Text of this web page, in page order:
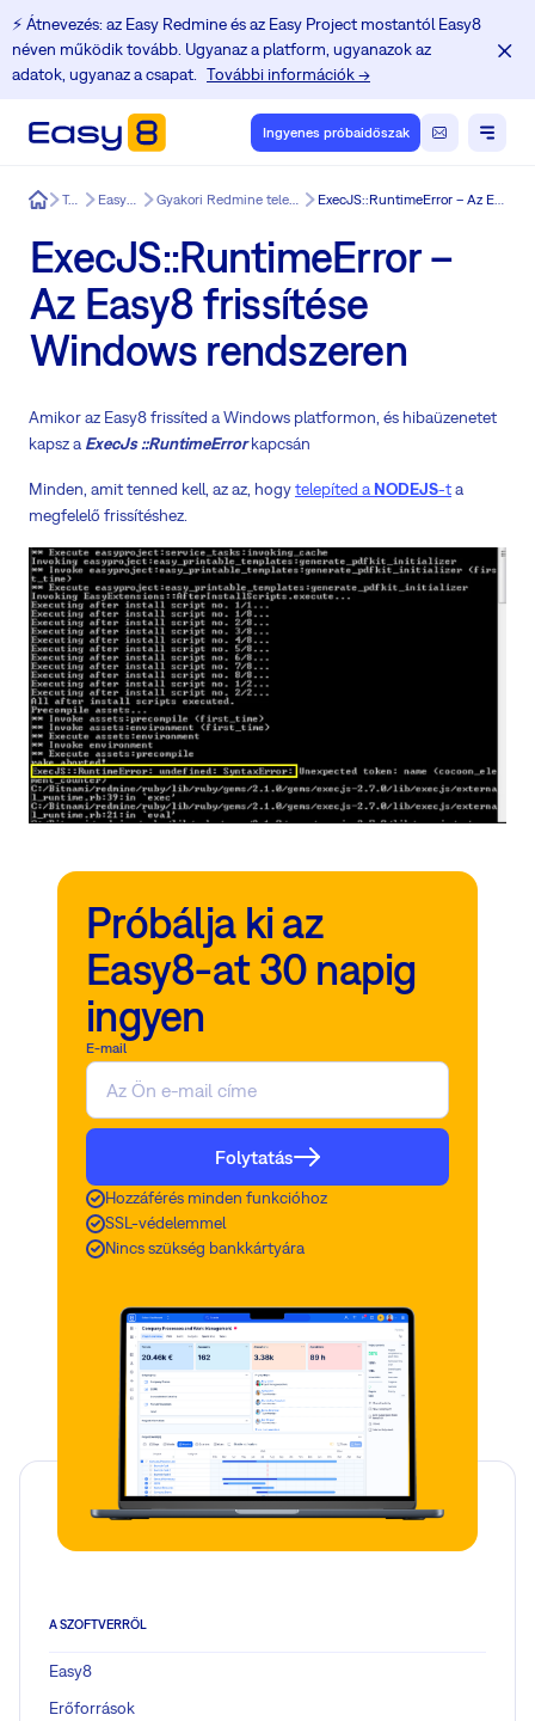
⚡️ Átnevezés: az Easy Redmine és az Easy Project mostantól Easy8
néven működik tovább. Ugyanaz a platform, ugyanazok az
adatok, ugyanaz a csapat.
További információk →
Ingyenes próbaidőszak
Easy8 Termék Easy8 funkciók Gyakori Redmine telepítési és frissítési problémák ExecJS::RuntimeError – Az Easy8 frissítése Windows rendszeren
ExecJS::RuntimeError –
Az Easy8 frissítése
Windows rendszeren
Amikor az Easy8 frissíted a Windows platformon, és hibaüzenetet
kapsz a ExecJs ::RuntimeErrorkapcsán
Minden, amit tenned kell, az az, hogytelepíted a NODEJS-ta
megfelelő frissítéshez.
Próbálja ki az
Easy8-at 30 napig
ingyen
E-mail
Folytatás
Hozzáférés minden funkcióhoz
SSL-védelemmel
Nincs szükség bankkártyára
A SZOFTVERRŐL
Easy8
Erőforrások